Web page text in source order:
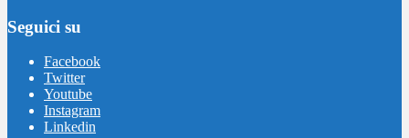
Seguici su
Facebook
Twitter
Youtube
Instagram
Linkedin